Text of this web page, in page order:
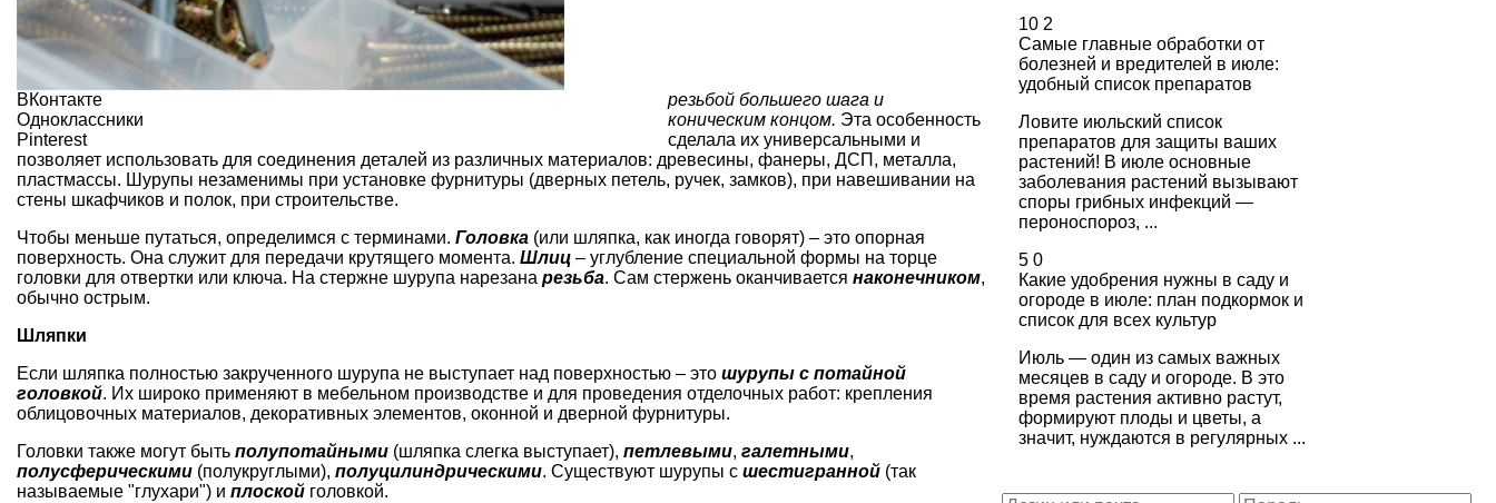
ВКонтакте
Одноклассники
Pinterest
резьбой большего шага и
коническим концом. Эта особенность
сделала их универсальными и
позволяет использовать для соединения деталей из различных материалов: древесины, фанеры, ДСП , металла,
пластмассы. Шурупы незаменимы при установке фурнитуры (дверных петель, ручек, замков), при навешивании на
стены шкафчиков и полок, при строительстве.
Чтобы меньше путаться, определимся с терминами. Головка (или шляпка, как иногда говорят) – это опорная
поверхность. Она служит для передачи крутящего момента. Шлиц – углубление специальной формы на торце
головки для отвертки или ключа. На стержне шурупа нарезана резьба. Сам стержень оканчивается наконечником,
обычно острым.
Шляпки
Если шляпка полностью закрученного шурупа не выступает над поверхностью – это шурупы с потайной
головкой. Их широко применяют в мебельном производстве и для проведения отделочных работ: крепления
облицовочных материалов, декоративных элементов, оконной и дверной фурнитуры.
Головки также могут быть полупотайными (шляпка слегка выступает), петлевыми, галетными,
полусферическими (полукруглыми), полуцилиндрическими. Существуют шурупы с шестигранной (так
называемые "глухари") и плоской головкой.
10 2
Самые главные обработки от
болезней и вредителей в июле:
удобный список препаратов
Ловите июльский список
препаратов для защиты ваших
растений! В июле основные
заболевания растений вызывают
споры грибных инфекций —
пероноспороз, ...
5 0
Какие удобрения нужны в саду и
огороде в июле: план подкормок и
список для всех культур
Июль — один из самых важных
месяцев в саду и огороде. В это
время растения активно растут,
формируют плоды и цветы, а
значит, нуждаются в регулярных ...